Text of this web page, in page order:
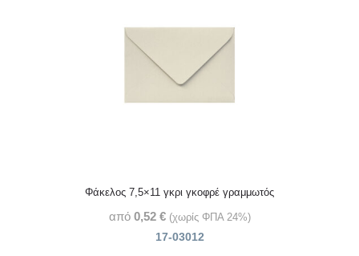
Φάκελος 7,5×11 γκρι γκοφρέ γραμμωτός
από 0,52 € (χωρίς ΦΠΑ 24%)
17-03012